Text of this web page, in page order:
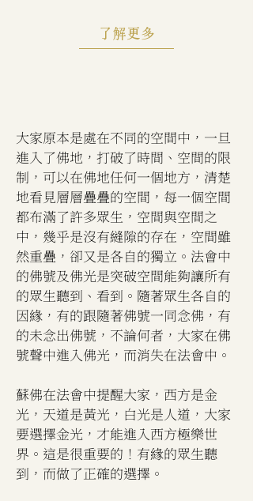
了解更多
大家原本是處在不同的空間中，一旦
進入了佛地，打破了時間、空間的限
制，可以在佛地任何一個地方，清楚
地看見層層疊疊的空間，每一個空間
都布滿了許多眾生，空間與空間之
中，幾乎是沒有縫隙的存在，空間雖
然重疊，卻又是各自的獨立。法會中
的佛號及佛光是突破空間能夠讓所有
的眾生聽到、看到。隨著眾生各自的
因緣，有的跟隨著佛號一同念佛，有
的未念出佛號，不論何者，大家在佛
號聲中進入佛光，而消失在法會中。
蘇佛在法會中提醒大家，西方是金
光，天道是黃光，白光是人道，大家
要選擇金光，才能進入西方極樂世
界。這是很重要的！有緣的眾生聽
到，而做了正確的選擇。